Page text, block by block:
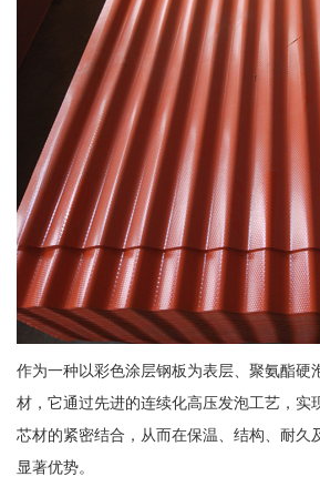
作为一种以彩色涂层钢板为表层、聚氨酯硬
材，它通过先进的连续化高压发泡工艺，实
芯材的紧密结合，从而在保温、结构、耐久
显著优势。